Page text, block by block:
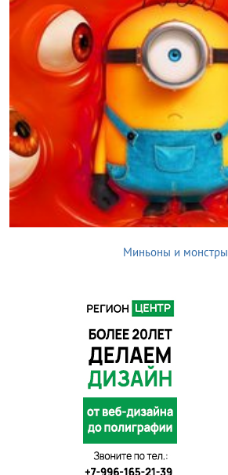
Миньоны и монстры